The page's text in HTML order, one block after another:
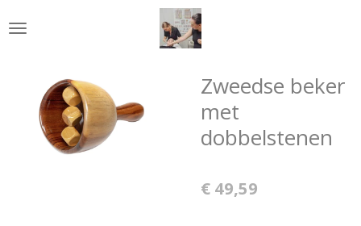
direct
hoofdinhoud
Zweedse beker
met
dobbelstenen
€ 49,59